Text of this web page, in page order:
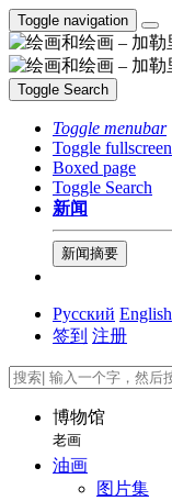
Toggle navigation
Toggle Search
Toggle menubar
Toggle fullscreen
Boxed page
Toggle Search
新闻
新闻摘要
Русский English
签到 注册
博物馆
老画
油画
图片集